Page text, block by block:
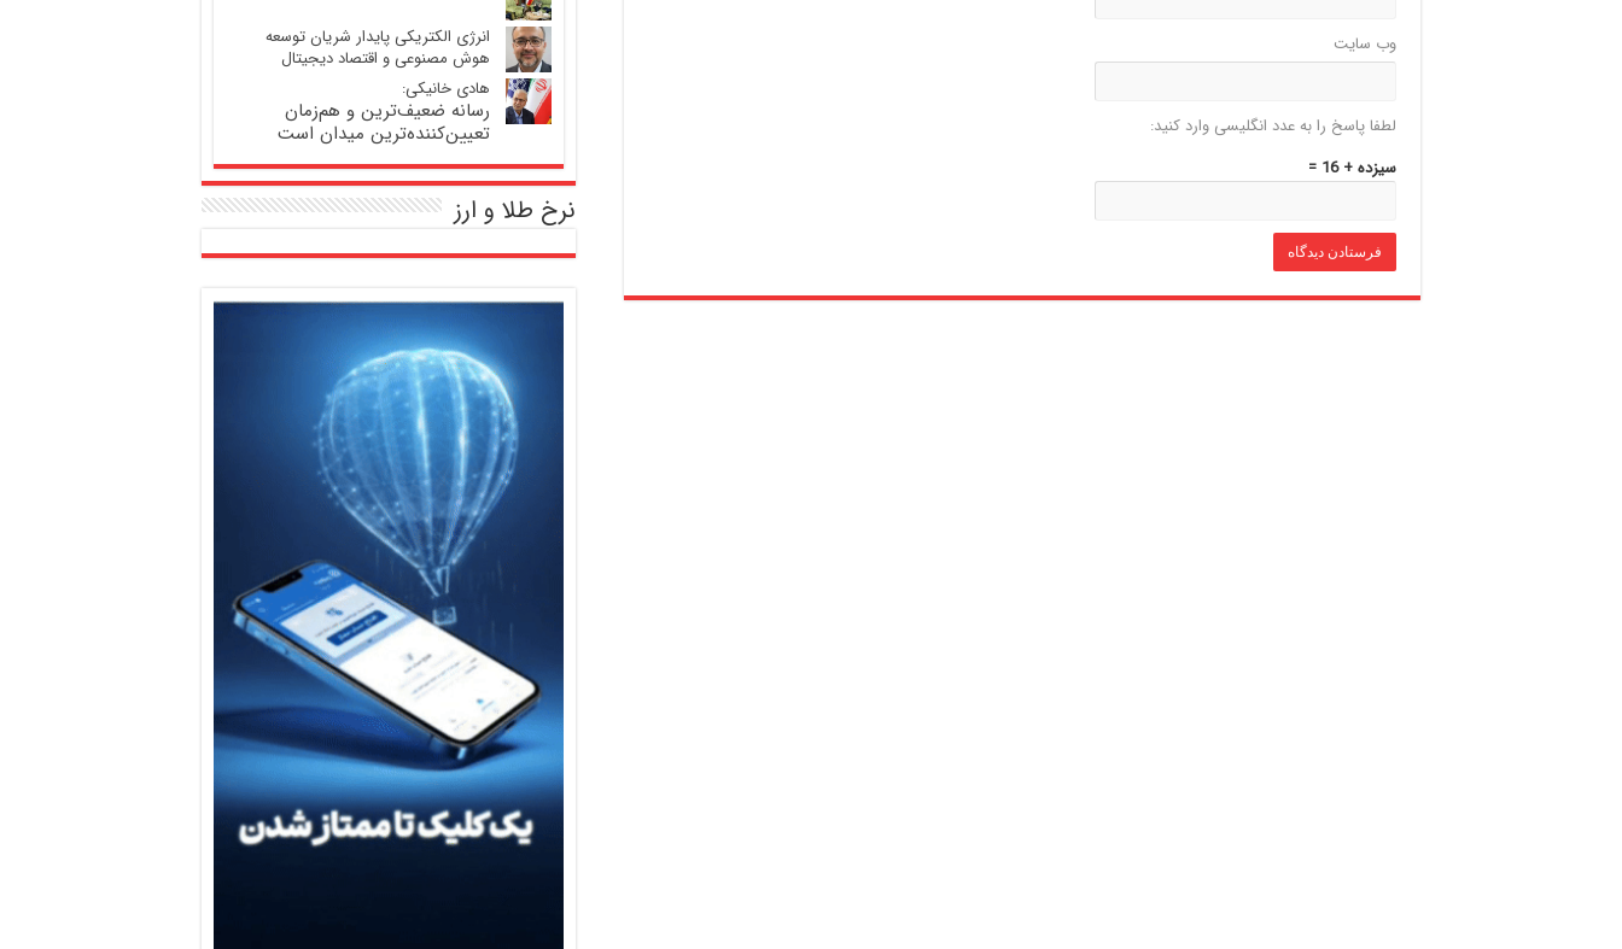
وب‌ سایت
لطفا پاسخ را به عدد انگلیسی وارد کنید:
سیزده + 16 =
انرژی الکتریکی پایدار شریان توسعه
هوش مصنوعی و اقتصاد دیجیتال
هادی خانیکی:
رسانه ضعیف‌ترین و هم‌زمان
تعیین‌کننده‌ترین میدان است
نرخ طلا و ارز